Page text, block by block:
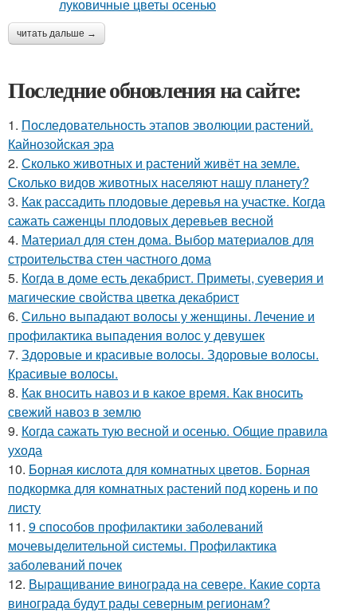
читать дальше →
Последние обновления на сайте:
1. Последовательность этапов эволюции растений.
Кайнозойская эра
2. Сколько животных и растений живёт на земле.
Сколько видов животных населяют нашу планету?
3. Как рассадить плодовые деревья на участке. Когда
сажать саженцы плодовых деревьев весной
4. Материал для стен дома. Выбор материалов для
строительства стен частного дома
5. Когда в доме есть декабрист. Приметы, суеверия и
магические свойства цветка декабрист
6. Сильно выпадают волосы у женщины. Лечение и
профилактика выпадения волос у девушек
7. Здоровые и красивые волосы. Здоровые волосы.
Красивые волосы.
8. Как вносить навоз и в какое время. Как вносить
свежий навоз в землю
9. Когда сажать тую весной и осенью. Общие правила
ухода
10. Борная кислота для комнатных цветов. Борная
подкормка для комнатных растений под корень и по
листу
11. 9 способов профилактики заболеваний
мочевыделительной системы. Профилактика
заболеваний почек
12. Выращивание винограда на севере. Какие сорта
винограда будут рады северным регионам?